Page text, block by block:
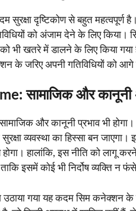
सुरक्षा दृष्टिकोण से बहुत
को अंजाम देने के लिए किया।
को भी खतरे में डालने के लिए किया
के जरिए अपनी गतिविधियों को
सामाजिक और
और कानूनी प्रभाव भी
व्यवस्था का हिस्सा बन
होगा। हालांकि, इस नीति को लागू
इसमें कोई भी निर्दोष व्यक्ति न
उठाया गया यह कदम सिम